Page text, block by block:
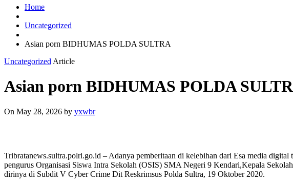
Home
Uncategorized
Asian porn BIDHUMAS POLDA SULTRA
Uncategorized Article
Asian porn BIDHUMAS POLDA
On May 28, 2026 by yxwbr
Tribratanews.sultra.polri.go.id – Adanya pemberitaan di kelebihan dari Esa media
pengurus Organisasi Siswa Intra Sekolah (OSIS) SMA Negeri 9 Kendari,Kepala
dirinya di Subdit V Cyber Crime Dit Reskrimsus Polda Sultra, 19 Oktober 2020.